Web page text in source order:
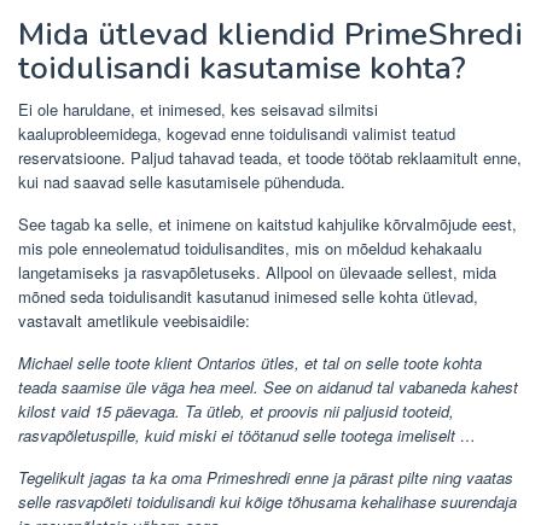
Mida ütlevad kliendid PrimeShredi
toidulisandi kasutamise kohta?
Ei ole haruldane, et inimesed, kes seisavad silmitsi
kaaluprobleemidega, kogevad enne toidulisandi valimist teatud
reservatsioone. Paljud tahavad teada, et toode töötab reklaamitult enne,
kui nad saavad selle kasutamisele pühenduda.
See tagab ka selle, et inimene on kaitstud kahjulike kõrvalmõjude eest,
mis pole enneolematud toidulisandites, mis on mõeldud kehakaalu
langetamiseks ja rasvapõletuseks. Allpool on ülevaade sellest, mida
mõned seda toidulisandit kasutanud inimesed selle kohta ütlevad,
vastavalt ametlikule veebisaidile:
Michael selle toote klient Ontarios ütles, et tal on selle toote kohta
teada saamise üle väga hea meel. See on aidanud tal vabaneda kahest
kilost vaid 15 päevaga. Ta ütleb, et proovis nii paljusid tooteid,
rasvapõletuspille, kuid miski ei töötanud selle tootega imeliselt …
Tegelikult jagas ta ka oma Primeshredi enne ja pärast pilte ning vaatas
selle rasvapõleti toidulisandi kui kõige tõhusama kehalihase suurendaja